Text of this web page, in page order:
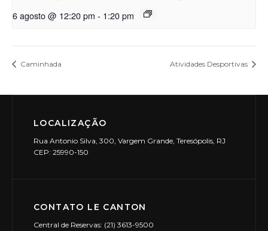
6 agosto @ 12:20 pm - 1:20 pm
Caminhada Atividades Desportivas
LOCALIZAÇÃO
Rua Antonio Silva, 300, Vargem Grande, Teresópolis, RJ
CEP: 25990-150
CONTATO LE CANTON
Central de Reservas: (21) 3613-9500